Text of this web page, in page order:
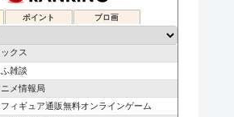
ポイント ブロ画
ド
コンプ
クス
雑談
メ情報局
ィギュア通販無料オンラインゲーム